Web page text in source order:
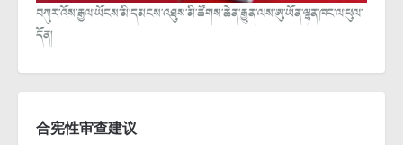
བཀུར་འོས་རྒྱལ་ཡོངས་མི་དམངས་འཐུས་མི་ཚོགས་ཆེན་རྒྱུན་ལས་ཨུ་ཡོན་ལྷན་ཁང་ལ་ཕུལ་
དོན།
合宪性审查建议